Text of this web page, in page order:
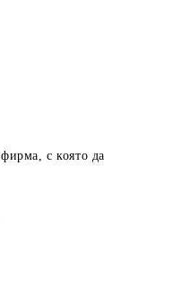
с която да